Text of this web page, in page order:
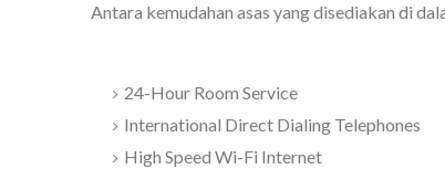
Antara kemudahan asas yang disediakan di
24-Hour Room Service
International Direct Dialing Telephones
High Speed Wi-Fi Internet